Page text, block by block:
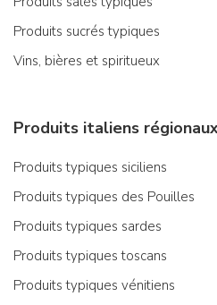
Produits sucrés typiques
Vins, bières et spiritueux
Produits italiens
Produits typiques siciliens
Produits typiques des Pouilles
Produits typiques sardes
Produits typiques toscans
Produits typiques vénitiens